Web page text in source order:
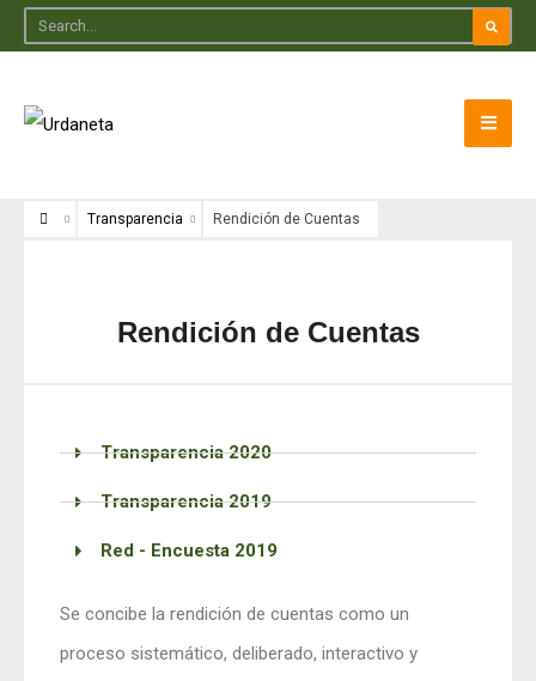
Transparencia Rendición de Cuentas
Rendición de Cuentas
Transparencia 2020
Transparencia 2019
Red - Encuesta 2019
Se concibe la rendición de cuentas como un
proceso sistemático, deliberado, interactivo y